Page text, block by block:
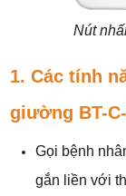
Nút
1. Các tính
giường BT-
Gọi bệnh
gắn liền với